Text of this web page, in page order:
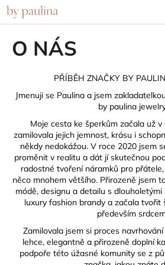
Přejít
na
obsah
O NÁS
PŘÍBĚH ZNAČKY BY
Jmenuji se Paulina a jsem
by paulina
Moje cesta ke šperkům začala už
zamilovala jejich jemnost, krásu i
někdy nedokážou. V roce 2020 jsem
proměnit v realitu a dát jí skutečnou
radostné tvoření náramků pro
něco mnohem většího. Přirozeně jsem
módě, designu a detailu s
luxury fashion brandy a začala tvořit
především
Zamilovala jsem si proces
lehce, elegantně a přirozeně doplní
podpoře této úžasné komunity se z
K
o
p
ř
e
b
u